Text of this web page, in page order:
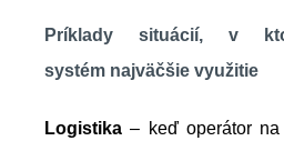
Príklady situácií, v
systém najväčšie využitie
Logistika– keď operátor